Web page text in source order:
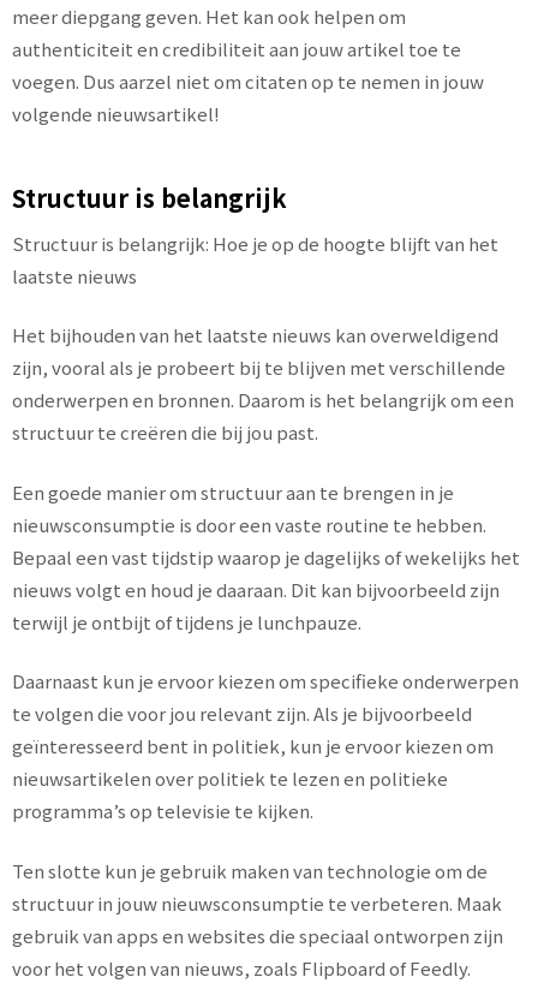
meer diepgang geven. Het kan ook helpen om
authenticiteit en credibiliteit aan jouw artikel toe te
voegen. Dus aarzel niet om citaten op te nemen in jouw
volgende nieuwsartikel!
Structuur is belangrijk
Structuur is belangrijk: Hoe je op de hoogte blijft van het
laatste nieuws
Het bijhouden van het laatste nieuws kan overweldigend
zijn, vooral als je probeert bij te blijven met verschillende
onderwerpen en bronnen. Daarom is het belangrijk om een ​​
structuur te creëren die bij jou past.
Een goede manier om structuur aan te brengen in je
nieuwsconsumptie is door een vaste routine te hebben.
Bepaal een vast tijdstip waarop je dagelijks of wekelijks het
nieuws volgt en houd je daaraan. Dit kan bijvoorbeeld zijn
terwijl je ontbijt of tijdens je lunchpauze.
Daarnaast kun je ervoor kiezen om specifieke onderwerpen
te volgen die voor jou relevant zijn. Als je bijvoorbeeld
geïnteresseerd bent in politiek, kun je ervoor kiezen om
nieuwsartikelen over politiek te lezen en politieke
programma’s op televisie te kijken.
Ten slotte kun je gebruik maken van technologie om de
structuur in jouw nieuwsconsumptie te verbeteren. Maak
gebruik van apps en websites die speciaal ontworpen zijn
voor het volgen van nieuws, zoals Flipboard of Feedly.